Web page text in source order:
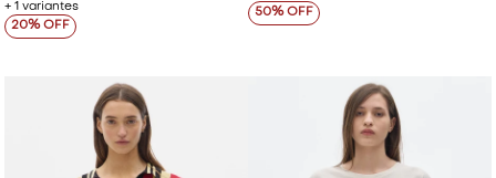
+ 1 variantes
20
50